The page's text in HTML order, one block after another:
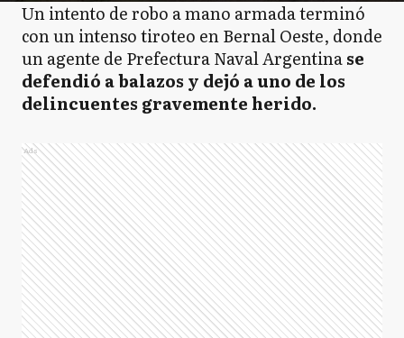
Un intento de robo a mano armada terminó
con un intenso tiroteo en Bernal Oeste, donde
un agente de Prefectura Naval Argentinase
defendió a balazos y dejó a uno de los
delincuentes gravemente herido.
Ads